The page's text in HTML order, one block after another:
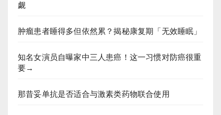
觑
肿瘤患者睡得多但依然累？揭秘康复期「无效睡眠」
知名女演员自曝家中三人患癌！这一习惯对防癌很重
要→
那昔妥单抗是否适合与激素类药物联合使用